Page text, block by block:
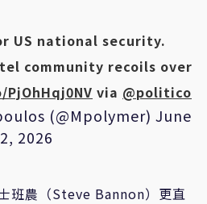
US national security.
community recoils over
via @politico
(@Mpolymer) June
2, 2026
班農（Steve Bannon）更直